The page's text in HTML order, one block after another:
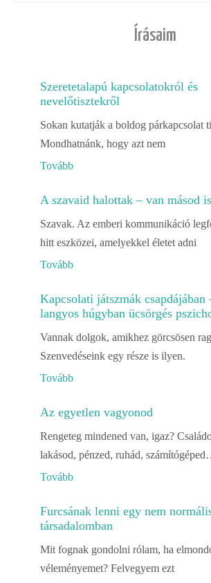
Írásaim
Szeretetalapú kapcsolatokról és
nevelőtisztekről
Sokan kutatják a boldog párkapcsolat
Mondhatnánk, hogy azt nem
Tovább
A szavaid halottak – van másod
Szavak. Az emberi kommunikáció
hitt eszközei, amelyekkel életet adni
Tovább
Kapcsolati játszmák csapdájában
langyos húgyban ücsörgés
Vannak dolgok, amikhez görcsösen
Szenvedéseink egy része is ilyen.
Tovább
Az egyetlen vagyonod
Rengeteg mindened van, igaz?
lakásod, pénzed, ruhád,
Tovább
Furcsának lenni egy nem
társadalomban
Mit fognak gondolni rólam, ha
véleményemet? Felvegyem ezt